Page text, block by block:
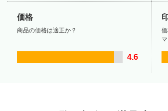
価格
商品の価格は適正か？
4.6